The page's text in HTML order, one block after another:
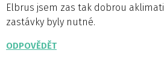
Elbrus jsem zas tak dobrou
zastávky byly nutné.
ODPOVĚDĚT